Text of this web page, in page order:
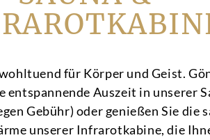
für Körper und Geist.
entspannende Auszeit in unserer
Gebühr) oder genießen Sie die
unserer Infrarotkabine, die